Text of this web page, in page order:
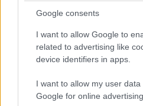
Google consents
I want to allow Google to
related to advertising like
device identifiers in apps.
I want to allow my user
Google for online
Ξεσπά ο Χρήστος